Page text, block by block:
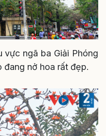
vực ngã ba Giải Phóng
nở hoa rất đẹp.